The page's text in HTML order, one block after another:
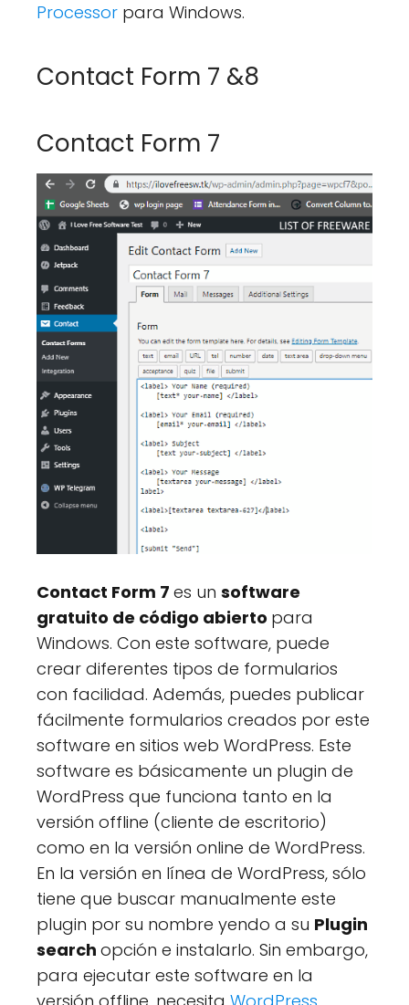
Processor para Windows.
Contact Form 7 &8
Contact Form 7
Contact Form 7 es un software
gratuito de código abierto para
Windows. Con este software, puede
crear diferentes tipos de formularios
con facilidad. Además, puedes publicar
fácilmente formularios creados por este
software en sitios web WordPress. Este
software es básicamente un plugin de
WordPress que funciona tanto en la
versión offline (cliente de escritorio)
como en la versión online de WordPress.
En la versión en línea de WordPress, sólo
tiene que buscar manualmente este
plugin por su nombre yendo a su Plugin
search opción e instalarlo. Sin embargo,
para ejecutar este software en la